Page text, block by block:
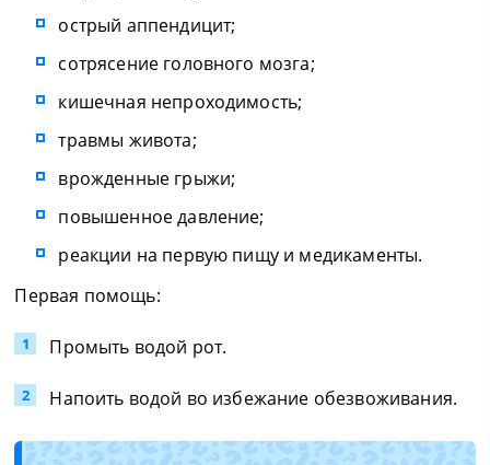
острый аппендицит;
сотрясение головного мозга;
кишечная непроходимость;
травмы живота;
врожденные грыжи;
повышенное давление;
реакции на первую пищу и медикаменты.
Первая помощь:
Промыть водой рот.
Напоить водой во избежание обезвоживания.